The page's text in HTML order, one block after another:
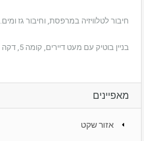
חיבור לטלוויזיה במרפסת, וחיבור גז ומים.
בניין בוטיק עם מעט דיירים, קומה 5, דקה מהים והטיילת הדרומית של נהריה.
מאפיינים
אזור שקט